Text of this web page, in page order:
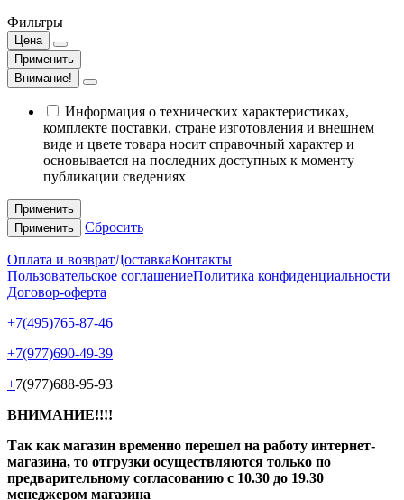
Фильтры
Цена
Применить
Внимание!
Информация о технических характеристиках,
комплекте поставки, стране изготовления и внешнем
виде и цвете товара носит справочный характер и
основывается на последних доступных к моменту
публикации сведениях
Применить
Применить
Сбросить
Оплата и возвратДоставкаКонтакты
Пользовательское соглашениеПолитика конфиденциальности
Договор-оферта
+7(495)765-87-46
+7(977)690-49-39
+7(977)688-95-93
ВНИМАНИЕ!!!!
Так как магазин временно перешел на работу интернет-
магазина, то отгрузки осуществляются только по
предварительному согласованию с 10.30 до 19.30
менеджером магазина